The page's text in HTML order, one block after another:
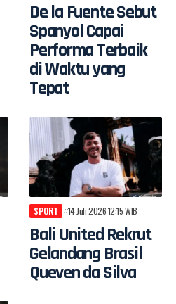
De la Fuente Sebut
Spanyol Capai
Performa Terbaik
di Waktu yang
Tepat
SPORT 14 Juli 2026 12:15 WIB
Bali United Rekrut
Gelandang Brasil
Queven da Silva